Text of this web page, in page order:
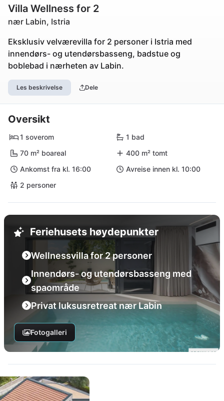
Villa Wellness for 2
nær Labin, Istria
Eksklusiv velværevilla for 2 personer i Istria med
innendørs- og utendørsbasseng, badstue og
boblebad i nærheten av Labin.
Les beskrivelse Dele
Oversikt
1 soverom
1 bad
70 m² boareal
400 m² tomt
Ankomst fra kl. 16:00
Avreise innen kl. 10:00
2 personer
Feriehusets høydepunkter
Wellnessvilla for 2 personer
Innendørs- og utendørsbasseng med
spaområde
Privat luksusretreat nær Labin
Fotogalleri